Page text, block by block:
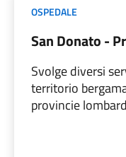
OSPEDALE
San Donato -
Svolge diversi
territorio
provincie